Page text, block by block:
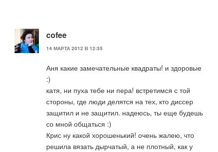
cofee
14 МАРТА 2012 В 12:35
Аня какие замечательные квадраты! и здоровые
:)
катя, ни пуха тебе ни пера! встретимся с той
стороны, где люди делятся на тех, кто диссер
защитил и не защитил. надеюсь, ты еще будешь
со мной общаться :)
Крис ну какой хорошенький! очень жалею, что
решила вязать дырчатый, а не плотный, как у